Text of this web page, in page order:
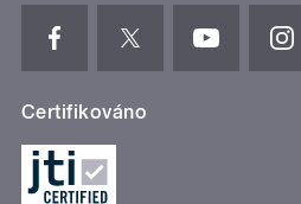
Certifikováno